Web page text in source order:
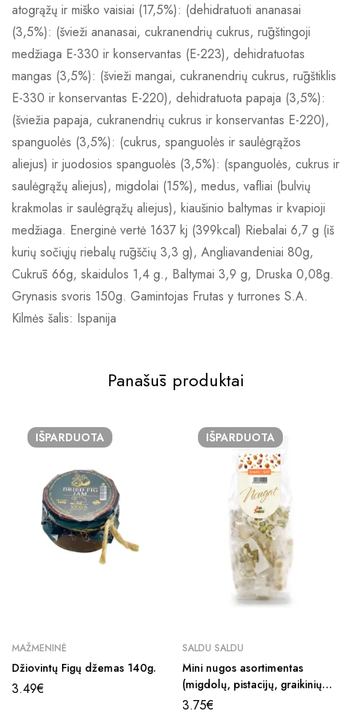
atogrąžų ir miško vaisiai (17,5%): (dehidratuoti ananasai
(3,5%): (švieži ananasai, cukranendrių cukrus, rūgštingoji
medžiaga E-330 ir konservantas (E-223), dehidratuotas
mangas (3,5%): (švieži mangai, cukranendrių cukrus, rūgštiklis
E-330 ir konservantas E-220), dehidratuota papaja (3,5%):
(šviežia papaja, cukranendrių cukrus ir konservantas E-220),
spanguolės (3,5%): (cukrus, spanguolės ir saulėgrąžos
aliejus) ir juodosios spanguolės (3,5%): (spanguolės, cukrus ir
saulėgrąžų aliejus), migdolai (15%), medus, vafliai (bulvių
krakmolas ir saulėgrąžų aliejus), kiaušinio baltymas ir kvapioji
medžiaga. Energinė vertė 1637 kj (399kcal) Riebalai 6,7 g (iš
kurių sočiųjų riebalų rūgščių 3,3 g), Angliavandeniai 80g,
Cukrūs 66g, skaidulos 1,4 g., Baltymai 3,9 g, Druska 0,08g.
Grynasis svoris 150g. Gamintojas Frutas y turrones S.A.
Kilmės šalis: Ispanija
Panašūs produktai
IŠPARDUOTA
MAŽMENINĖ
Džiovintų Figų džemas 140g.
3.49€
IŠPARDUOTA
SALDU SALDU
Mini nugos asortimentas
(migdolų, pistacijų, graikinių
riešutų, žemės riešutų) 200g.
3.75€